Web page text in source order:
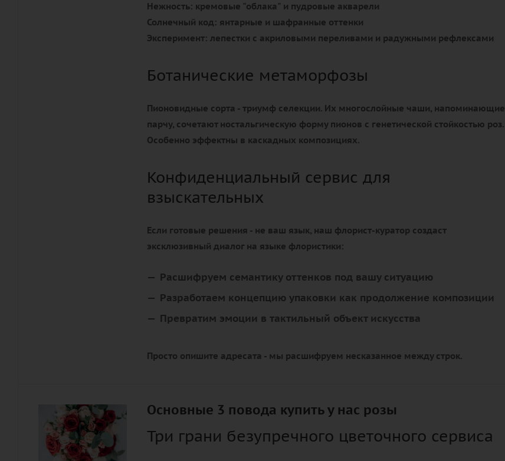
Нежность: кремовые "облака" и пудровые акварели
Солнечный код: янтарные и шафранные оттенки
Эксперимент: лепестки с акриловыми переливами и радужными рефлексами
Ботанические метаморфозы
Пионовидные сорта - триумф селекции. Их многослойные чаши, напоминающие
парчу, сочетают ностальгическую форму пионов с генетической стойкостью роз.
Особенно эффектны в каскадных композициях.
Конфиденциальный сервис для
взыскательных
Если готовые решения - не ваш язык, наш флорист-куратор создаст
эксклюзивный диалог на языке флористики:
Расшифруем семантику оттенков под вашу ситуацию
Разработаем концепцию упаковки как продолжение композиции
Превратим эмоции в тактильный объект искусства
Просто опишите адресата - мы расшифруем несказанное между строк.
Основные 3 повода купить у нас розы
Три грани безупречного цветочного сервиса